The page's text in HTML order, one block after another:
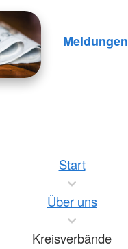
Meldungen
Start
Über uns
Kreisverbände